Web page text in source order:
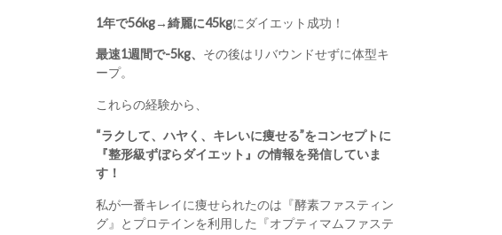
1年で56kg→綺麗に45kgにダイエット成功！
最速1週間で-5kg、 その後はリバウンドせずに体型キ
ープ。
これらの経験から、
“ラクして、ハヤく、キレいに痩せる”をコンセプトに
『整形級ずぼらダイエット』の情報を発信していま
す！
私が一番キレイに痩せられたのは『酵素ファスティン
グ』とプロテインを利用した『オプティマムファステ